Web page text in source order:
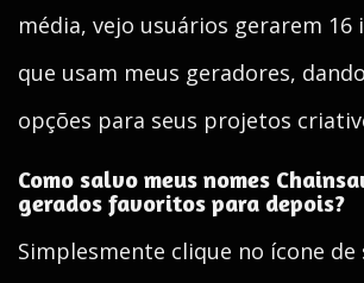
média, vejo usuários gerarem 16
que usam meus geradores,
opções para seus projetos
Como salvo meus nomes
gerados favoritos para depois?
Simplesmente clique no ícone de